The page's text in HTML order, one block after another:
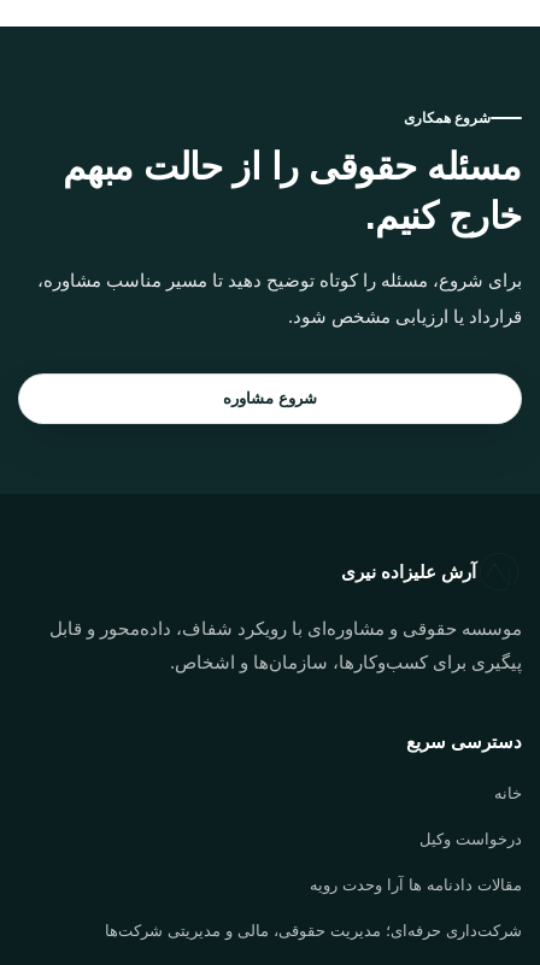
شروع همکاری
مسئله حقوقی را از حالت مبهم
خارج کنیم.
برای شروع، مسئله را کوتاه توضیح دهید تا مسیر مناسب مشاوره،
قرارداد یا ارزیابی مشخص شود.
شروع مشاوره
آرش علیزاده نیری
موسسه حقوقی و مشاوره‌ای با رویکرد شفاف، داده‌محور و قابل
پیگیری برای کسب‌وکارها، سازمان‌ها و اشخاص.
دسترسی سریع
خانه
درخواست وکیل
مقالات دادنامه ها آرا وحدت رویه
شرکت‌داری حرفه‌ای؛ مدیریت حقوقی، مالی و مدیریتی شرکت‌ها